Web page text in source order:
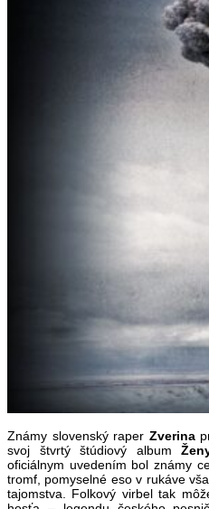
Známy slovenský raper Zverina
svoj štvrtý štúdiový album
oficiálnym uvedením bol známy
tromf, pomyselné eso v rukáve
tajomstva. Folkový virbel tak